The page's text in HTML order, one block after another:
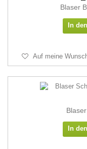
Blaser
In
Auf meine
In